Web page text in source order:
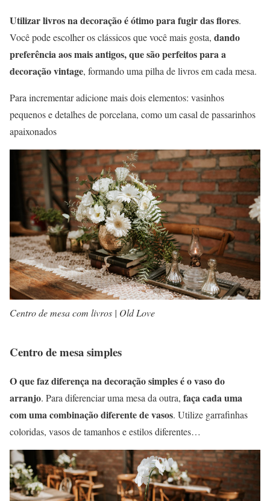
Utilizar livros na decoração é ótimo para fugir das flores.
Você pode escolher os clássicos que você mais gosta, dando
preferência aos mais antigos, que são perfeitos para a
decoração vintage, formando uma pilha de livros em cada mesa.
Para incrementar adicione mais dois elementos: vasinhos
pequenos e detalhes de porcelana, como um casal de passarinhos
apaixonados
Centro de mesa com livros | Old Love
Centro de mesa simples
O que faz diferença na decoração simples é o vaso do
arranjo. Para diferenciar uma mesa da outra, faça cada uma
com uma combinação diferente de vasos. Utilize garrafinhas
coloridas, vasos de tamanhos e estilos diferentes…